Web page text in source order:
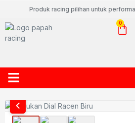
Produk racing pilihan untuk performa
0